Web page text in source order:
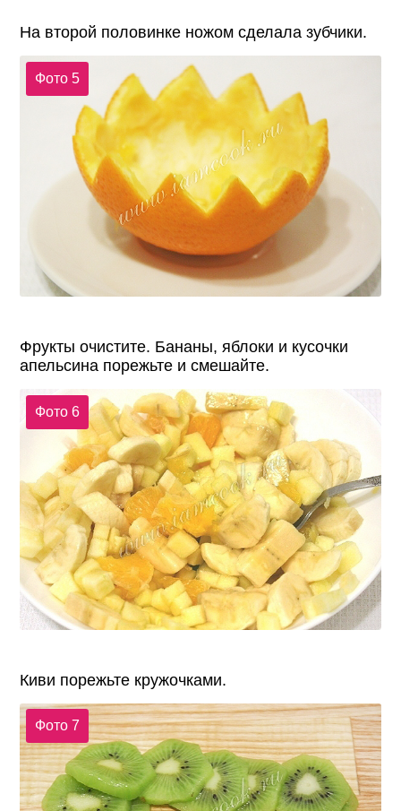
На второй половинке ножом сделала зубчики.
Фото 5
Фрукты очистите. Бананы, яблоки и кусочки
апельсина порежьте и смешайте.
Фото 6
Киви порежьте кружочками.
Фото 7